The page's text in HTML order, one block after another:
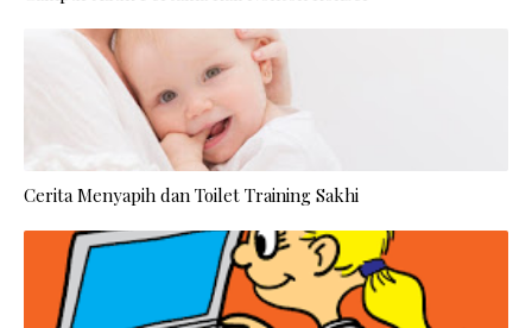
Cerita Menyapih dan Toilet Training Sakhi